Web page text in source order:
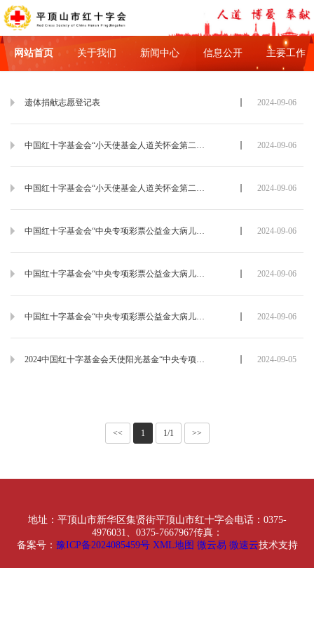
网站首页 关于我们 新闻中心 信息公开 主要工作
遗体捐献志愿登记表 2024-09-06
中国红十字基金会“小天使基金人道关怀金第二期项目”资助申请表(第一次造血干细胞移植患儿) 2024-09-06
中国红十字基金会“小天使基金人道关怀金第二期项目”资助申请表(第二三次造血干细胞移植患儿) 2024-09-06
中国红十字基金会“中央专项彩票公益金大病儿童救助项目”白血病儿童资助申请表 2024-09-06
中国红十字基金会“中央专项彩票公益金大病儿童救助项目”造血干细胞移植资助申请表 2024-09-06
中国红十字基金会“中央专项彩票公益金大病儿童救助项目”先心病儿童补充资助申请表 2024-09-06
2024中国红十字基金会天使阳光基金“中央专项彩票公益金大病儿童救助项目”先心病儿童资助申请表 2024-09-05
<< 1 1/1 >>
地址：平顶山市新华区集贤街平顶山市红十字会电话：0375-
4976031、0375-7667967传真：
备案号： 豫ICP备2024085459号 XML地图 微云易 微速云技术支持